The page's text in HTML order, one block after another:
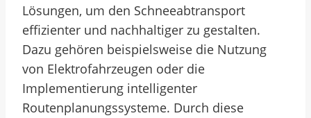
Lösungen, um den Schneeabtransport
effizienter und nachhaltiger zu gestalten.
Dazu gehören beispielsweise die Nutzung
von Elektrofahrzeugen oder die
Implementierung intelligenter
Routenplanungssysteme. Durch diese